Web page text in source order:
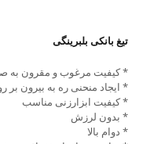
تیغ بانکی بلبرینگی
* کیفیت مرغوب و مقرون به
* ایجاد منحنی ره به بیرون بر
* کیفیت ابزارزنی مناسب
* بدون لرزش
* دوام بالا